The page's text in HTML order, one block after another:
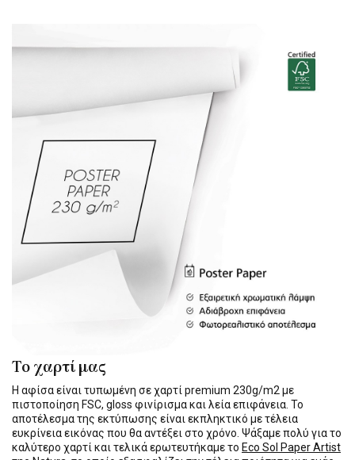
Το χαρτί μας
Η αφίσα είναι τυπωμένη σε χαρτί premium 230g/m2 με
πιστοποίηση FSC, gloss φινίρισμα και λεία επιφάνεια. Το
αποτέλεσμα της εκτύπωσης είναι εκπληκτικό με τέλεια
ευκρίνεια εικόνας που θα αντέξει στο χρόνο. Ψάξαμε πολύ για το
καλύτερο χαρτί και τελικά ερωτευτήκαμε το Eco Sol Paper Artist